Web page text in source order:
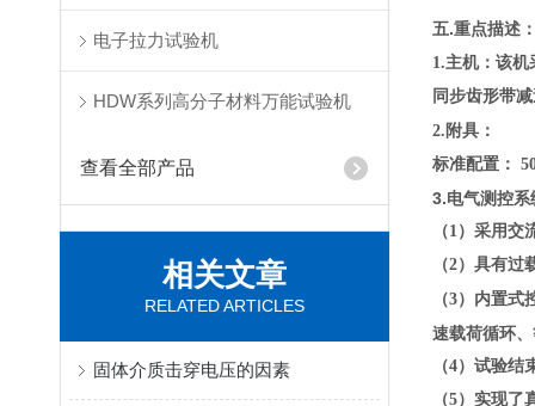
电子拉力试验机
HDW系列高分子材料万能试验机
查看全部产品
相关文章
RELATED ARTICLES
固体介质击穿电压的因素
五.重点描述
1.主机： 该机
同步齿形带
2. 附具：
标准配置 ：
3.电气测控系
（1）采用交
（2）具有
（3）内置
速载荷循环
（4）试验
（5）实现